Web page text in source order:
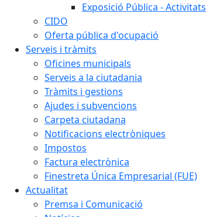
Exposició Pública - Activitats
CIDO
Oferta pública d'ocupació
Serveis i tràmits
Oficines municipals
Serveis a la ciutadania
Tràmits i gestions
Ajudes i subvencions
Carpeta ciutadana
Notificacions electròniques
Impostos
Factura electrònica
Finestreta Única Empresarial (FUE)
Actualitat
Premsa i Comunicació